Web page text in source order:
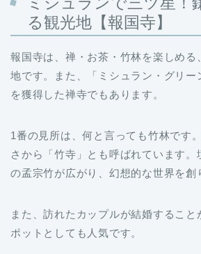
る観光地【報国寺】
報国寺は、禅・お茶・竹林を楽しめる
地です。また、「ミシュラン・グリー
を獲得した禅寺でもあります。
1番の見所は、何と言っても竹林です
さから「竹寺」とも呼ばれています。
の孟宗竹が広がり、幻想的な世界を創
また、訪れたカップルが結婚すること
ポットとしても人気です。